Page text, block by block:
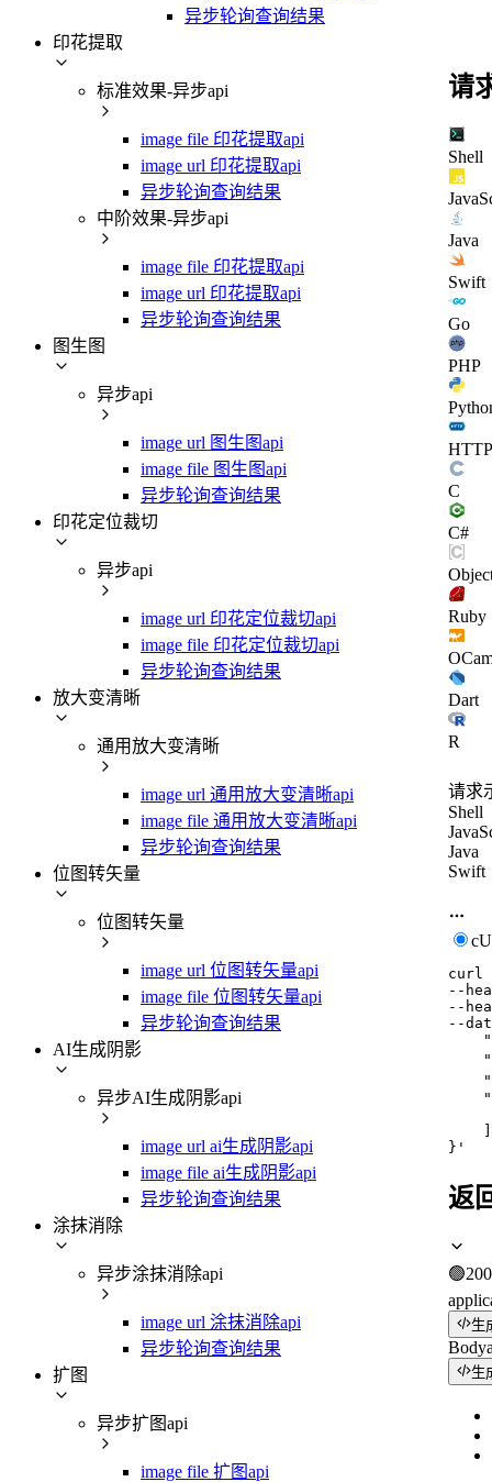
异步轮询查询结果
印花提取
标准效果-异步api
image file 印花提取api
image url 印花提取api
异步轮询查询结果
中阶效果-异步api
image file 印花提取api
image url 印花提取api
异步轮询查询结果
图生图
异步api
image url 图生图api
image file 图生图api
异步轮询查询结果
印花定位裁切
异步api
image url 印花定位裁切api
image file 印花定位裁切api
异步轮询查询结果
放大变清晰
通用放大变清晰
image url 通用放大变清晰api
image file 通用放大变清晰api
异步轮询查询结果
位图转矢量
位图转矢量
image url 位图转矢量api
image file 位图转矢量api
异步轮询查询结果
AI生成阴影
异步AI生成阴影api
image url ai生成阴影api
image file ai生成阴影api
异步轮询查询结果
涂抹消除
异步涂抹消除api
image url 涂抹消除api
异步轮询查询结果
扩图
异步扩图api
image file 扩图api
请
Shell
Java
Swift
Go
PHP
HTTP
C
C#
Ruby
Dart
R
请求
Shell
Java
Swift
curl
--
--
--
    ]
}'
返
🟢200
生
Body
生